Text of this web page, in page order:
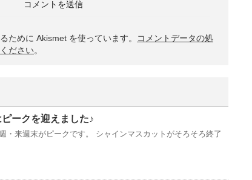
ために Akismet を使っています。
コメントデータの処
ださい。
ークを迎えました♪
・来週末がピークです。 シャインマスカットがそろそろ終了